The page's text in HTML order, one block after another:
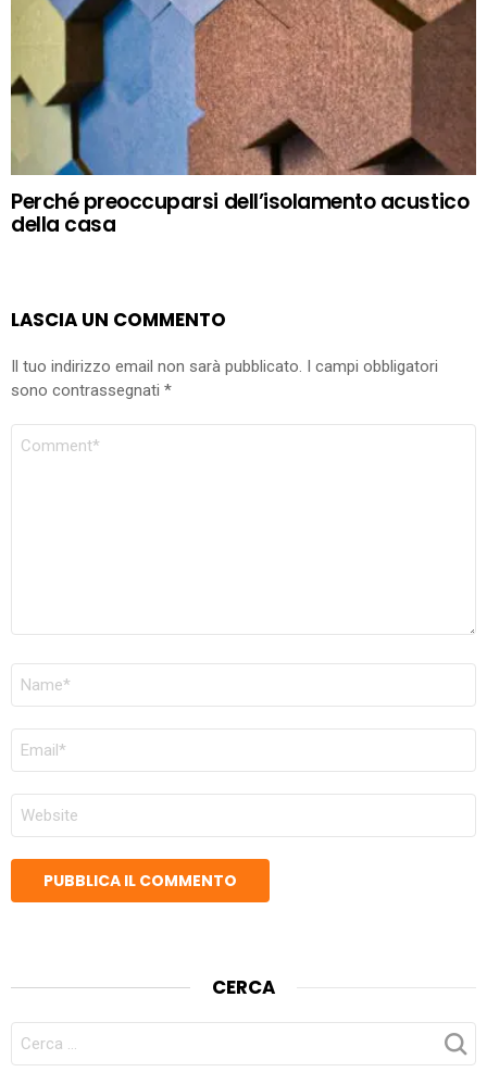
Perché preoccuparsi dell’isolamento acustico
della casa
LASCIA UN COMMENTO
Il tuo indirizzo email non sarà pubblicato. I campi obbligatori
sono contrassegnati *
COMMENTO
NOME
EMAIL
SITO
WEB
CERCA
CERCA
PER: